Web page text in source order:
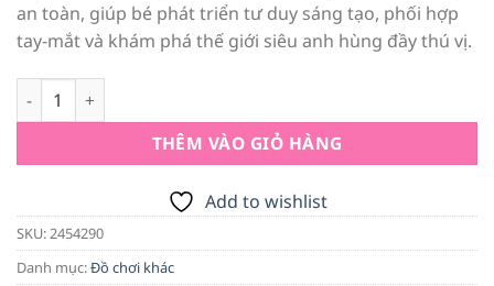
an toàn, giúp bé phát triển tư duy sáng tạo, phối hợp
tay-mắt và khám phá thế giới siêu anh hùng đầy thú vị.
Vỉ 3 Siêu Anh Hùng Đồ Chơi Trẻ Em - Món Quà Đầy Sáng Tạo
THÊM VÀO GIỎ HÀNG
Add to wishlist
SKU:2454290
Danh mục:Đồ chơi khác